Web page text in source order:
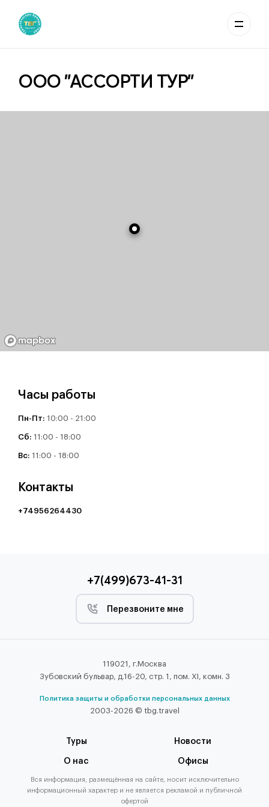
ООО "АССОРТИ ТУР"
Часы работы
Пн-Пт: 10:00 - 21:00
Cб: 11:00 - 18:00
Вс: 11:00 - 18:00
Контакты
+74956264430
+7(499)673-41-31
Перезвоните мне
119021, г.Москва
Зубовский бульвар, д.16-20, стр. 1, пом. XI, комн. 3
Политика защиты и обработки персональных данных
2003-2026 © tbg.travel
Туры Новости
О нас Офисы
Вся информация, размещённая на сайте, носит исключительно
информационный характер и не является рекламой и публичной
офертой